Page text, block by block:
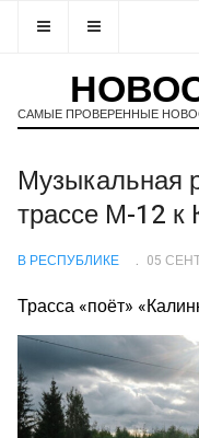
САМЫЕ ПРОВЕРЕННЫЕ
Музыкальная
трассе М-12 к
В РЕСПУБЛИКЕ 05
Трасса «поёт»